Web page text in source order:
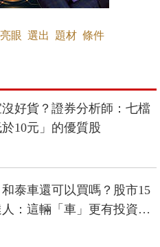
亮眼 選出 題材 條件
好貨？證券分析師：七檔
10元」的優質股
泰車還可以買嗎？股市15
：這輛「車」更有投資價